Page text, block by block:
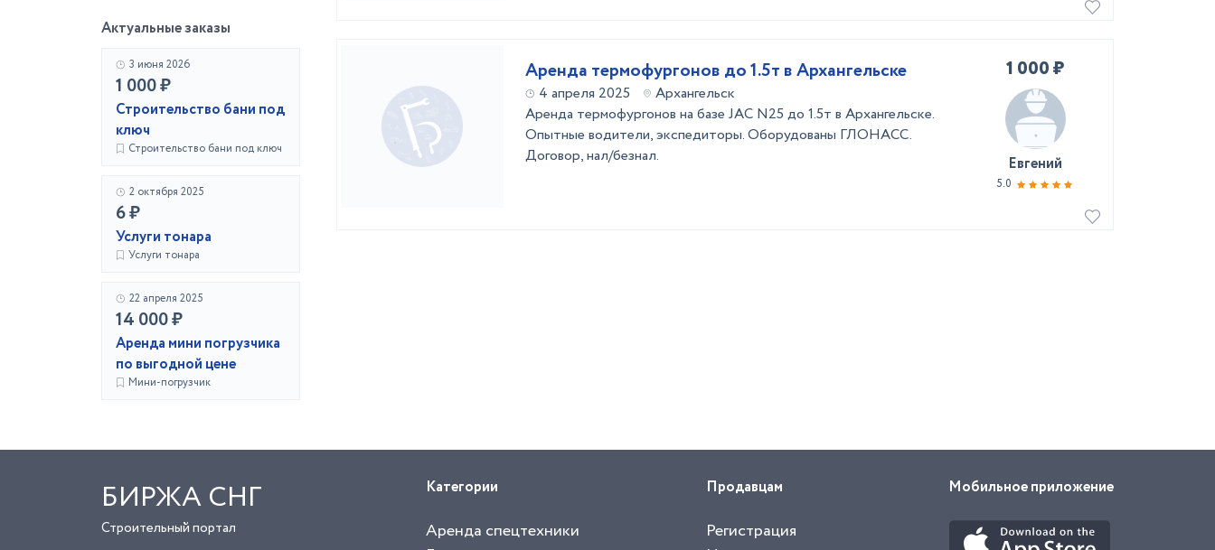
Актуальные заказы
3 июня 2026
1 000 ₽
Строительство бани под
ключ
Строительство бани под ключ
2 октября 2025
6 ₽
Услуги тонара
Услуги тонара
22 апреля 2025
14 000 ₽
Аренда мини погрузчика
по выгодной цене
Мини-погрузчик
Аренда термофургонов до 1.5т в Архангельске
4 апреля 2025
Архангельск
Аренда термофургонов на базе JAC N25 до 1.5т в Архангельске.
Опытные водители, экспедиторы. Оборудованы ГЛОНАСС.
Договор, нал/безнал.
1 000 ₽
Евгений
5.0
БИРЖА СНГ
Строительный портал
Категории
Аренда спецтехники
Продавцам
Регистрация
Мобильное приложение